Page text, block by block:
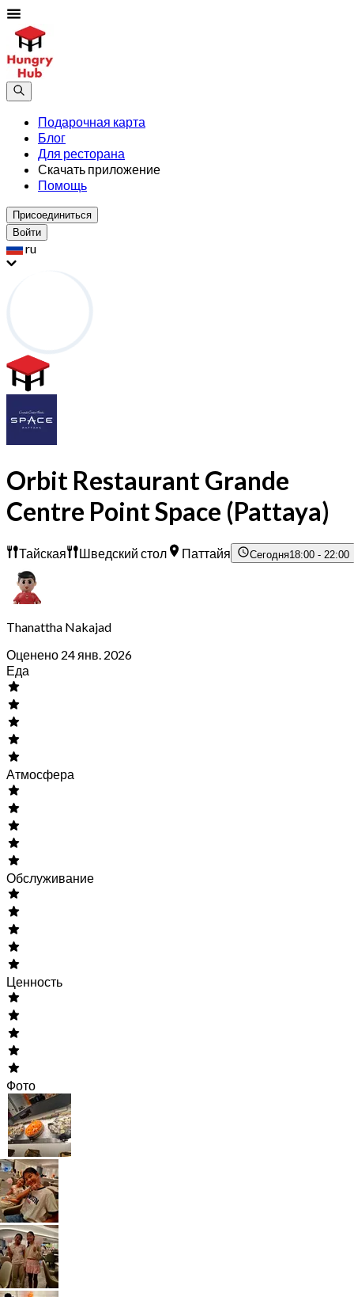
Подарочная карта
Блог
Для ресторана
Скачать приложение
Помощь
Присоединиться
Войти
ru
Orbit Restaurant Grande
Centre Point Space (Pattaya)
Тайская Шведский стол Паттайя Сегодня18:00 - 22:00
Thanattha Nakajad
Оценено 24 янв. 2026
Еда
Атмосфера
Обслуживание
Ценность
Фото